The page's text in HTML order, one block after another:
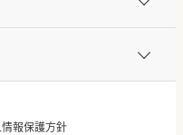
報保護方針